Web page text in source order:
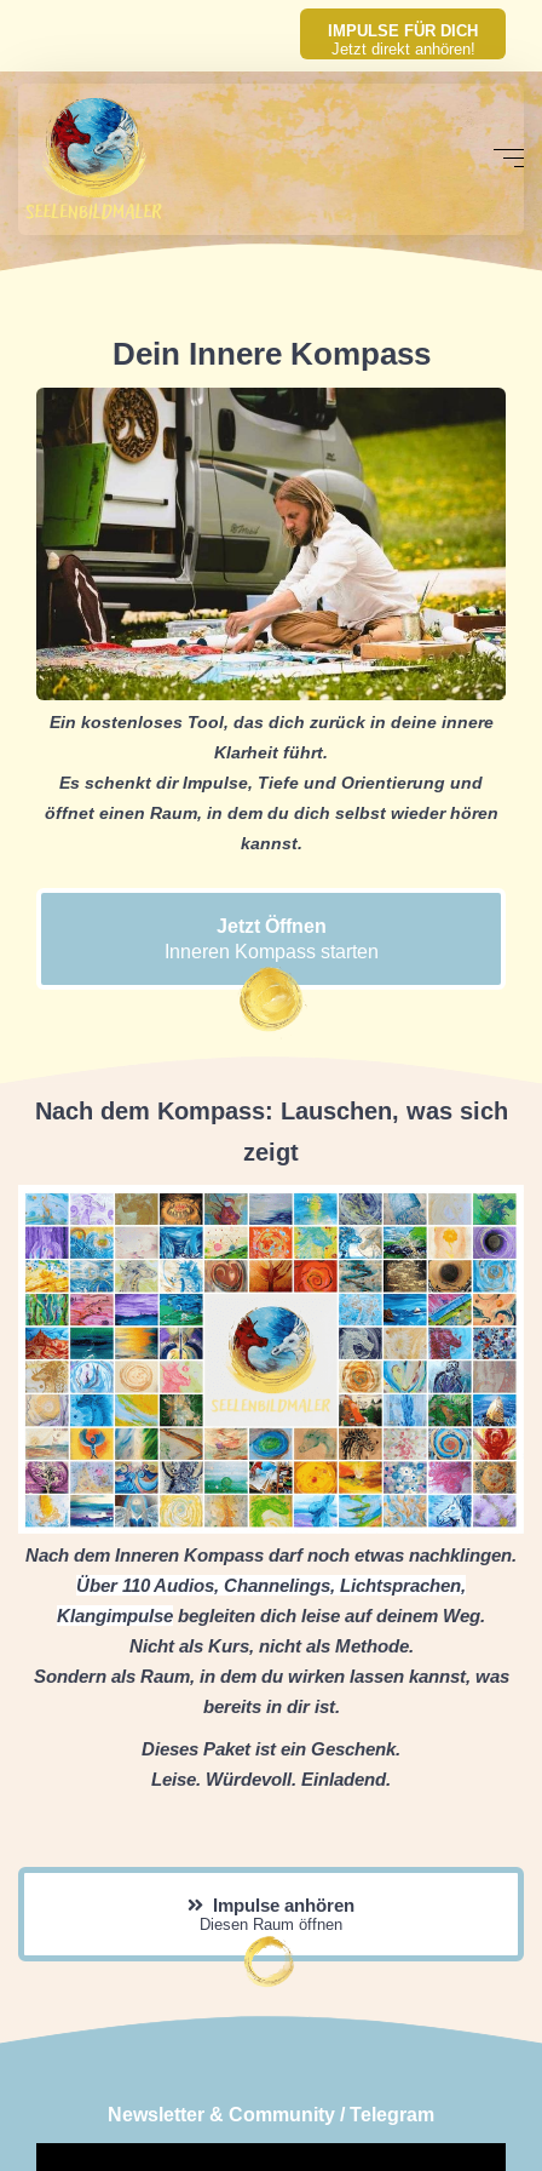
IMPULSE FÜR DICH
Jetzt direkt anhören!
Dein Innere Kompass
Ein kostenloses Tool, das dich zurück in deine innere
Klarheit führt.
Es schenkt dir Impulse, Tiefe und Orientierung und
öffnet einen Raum, in dem du dich selbst wieder hören
kannst.
Jetzt Öffnen
Inneren Kompass starten
Nach dem Kompass: Lauschen, was sich
zeigt
Nach dem Inneren Kompass darf noch etwas nachklingen.
Über 110 Audios, Channelings, Lichtsprachen,
Klangimpulse begleiten dich leise auf deinem Weg.
Nicht als Kurs, nicht als Methode.
Sondern als Raum, in dem du wirken lassen kannst, was
bereits in dir ist.
Dieses Paket ist ein Geschenk.
Leise. Würdevoll. Einladend.
Impulse anhören
Diesen Raum öffnen
Newsletter & Community / Telegram